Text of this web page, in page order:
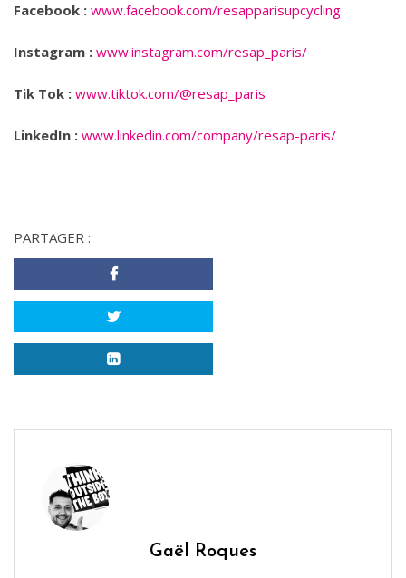
Facebook : www.facebook.com/resapparisupcycling
Instagram : www.instagram.com/resap_paris/
Tik Tok : www.tiktok.com/@resap_paris
LinkedIn : www.linkedin.com/company/resap-paris/
PARTAGER :
Gaël Roques